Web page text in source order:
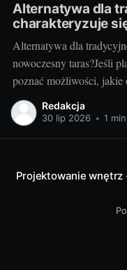
Alternatywa dla
charakteryzuje
Alternatywa dla
nowoczesny taras?Jeśli
poznać możliwości, jakie
Można przecież
tradycyjną terakotę. Ale
Redakcja
30 lip 2026 • 1
Projektowanie